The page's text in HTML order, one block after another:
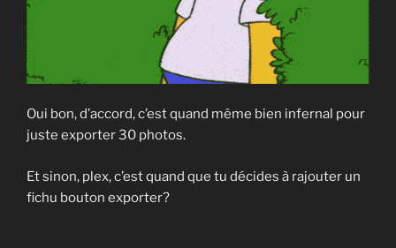
Oui bon, d’accord, c’est quand même bien infernal pour
juste exporter 30 photos.
Et sinon, plex, c’est quand que tu décides à rajouter un
fichu bouton exporter?